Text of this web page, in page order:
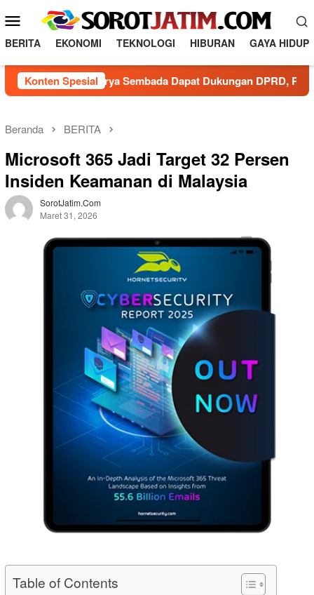
o
a
e
u
M
b
l
e
BERITA EKONOMI TEKNOLOGI HIBURAN GAYA HIDUP
Konten Spesial
PDAM Surya Sembada Dapat Dukungan DPRD, Pelayanan
Beranda BERITA
Microsoft 365 Jadi Target 32 Persen
Insiden Keamanan di Malaysia
SorotJatim.com
Maret 31, 2026
Table of Contents